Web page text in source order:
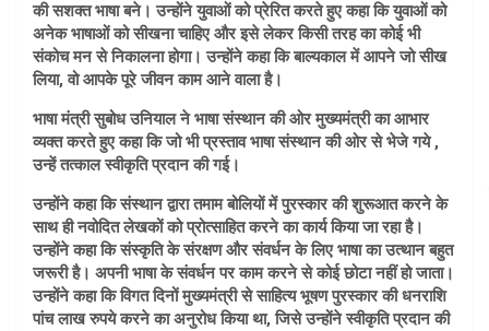
की सशक्त भाषा बने। उन्होंने युवाओं को प्रेरित करते हुए कहा कि युवाओं को
अनेक भाषाओं को सीखना चाहिए और इसे लेकर किसी तरह का कोई भी
संकोच मन से निकालना होगा। उन्होंने कहा कि बाल्यकाल में आपने जो सीख
लिया, वो आपके पूरे जीवन काम आने वाला है।
भाषा मंत्री सुबोध उनियाल ने भाषा संस्थान की ओर मुख्यमंत्री का आभार
व्यक्त करते हुए कहा कि जो भी प्रस्ताव भाषा संस्थान की ओर से भेजे गये ,
उन्हें तत्काल स्वीकृति प्रदान की गई।
उन्होंने कहा कि संस्थान द्वारा तमाम बोलियों में पुरस्कार की शुरूआत करने के
साथ ही नवोदित लेखकों को प्रोत्साहित करने का कार्य किया जा रहा है।
उन्होंने कहा कि संस्कृति के संरक्षण और संवर्धन के लिए भाषा का उत्थान बहुत
जरूरी है। अपनी भाषा के संवर्धन पर काम करने से कोई छोटा नहीं हो जाता।
उन्होंने कहा कि विगत दिनों मुख्यमंत्री से साहित्य भूषण पुरस्कार की धनराशि
पांच लाख रुपये करने का अनुरोध किया था, जिसे उन्होंने स्वीकृति प्रदान की